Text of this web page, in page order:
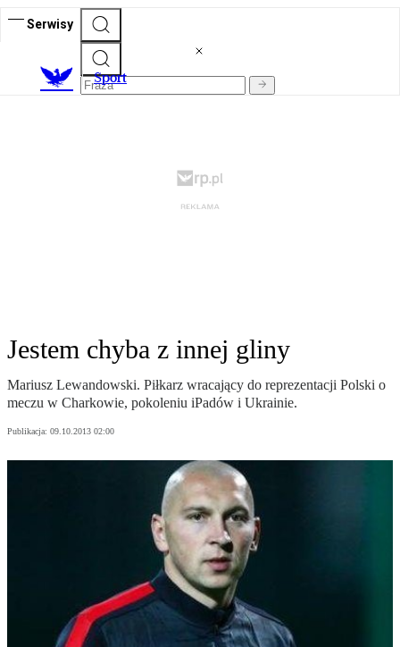
Serwisy
Sport
Jestem chyba z innej gliny
Mariusz Lewandowski. Piłkarz wracający do reprezentacji Polski o
meczu w Charkowie, pokoleniu iPadów i Ukrainie.
Publikacja: 09.10.2013 02:00